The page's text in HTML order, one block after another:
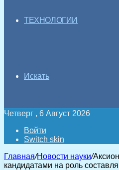
ТЕХНОЛОГИИ
Искать
Четверг , 6 Август 2026
Войти
Switch skin
Главная/Новости науки/
кандидатами на роль